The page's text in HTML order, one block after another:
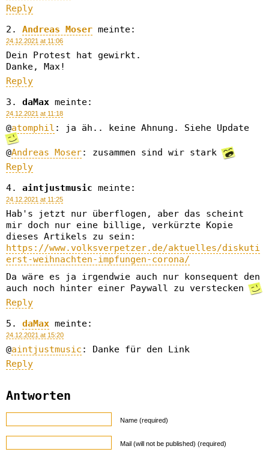
Reply
Andreas Moser meinte:
24.12.2021 at 11:06
Dein Protest hat gewirkt.
Danke, Max!
Reply
daMax meinte:
24.12.2021 at 11:18
@atomphil : ja äh.. keine Ahnung. Siehe Update
@Andreas Moser: zusammen sind wir stark
Reply
aintjustmusic meinte:
24.12.2021 at 11:25
Hab's jetzt nur überflogen, aber das scheint
mir doch nur eine billige, verkürzte Kopie
dieses Artikels zu sein:
https://www.volksverpetzer.de/aktuelles/diskuti
erst-weihnachten-impfungen-corona/
Da wäre es ja irgendwie auch nur konsequent den
auch noch hinter einer Paywall zu verstecken
Reply
daMax meinte:
24.12.2021 at 15:20
@aintjustmusic : Danke für den Link
Reply
Antworten
Name (required)
Mail (will not be published) (required)